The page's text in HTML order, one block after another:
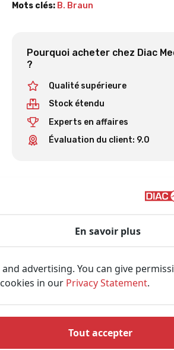
Mots clés: B. Braun
Pourquoi acheter chez Diac
?
Qualité supérieure
Stock étendu
Experts en affaires
Évaluation du client: 9.0
Space.
En savoir plus
advertising. You can give
in our Privacy Statement.
Tout accepter